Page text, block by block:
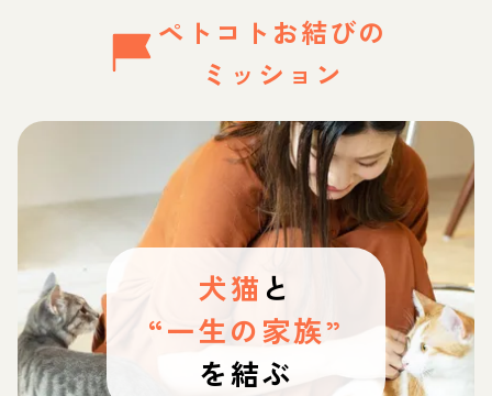
ペトコトお結びの
ミッション
犬猫 と
“一生の家族”
を結ぶ